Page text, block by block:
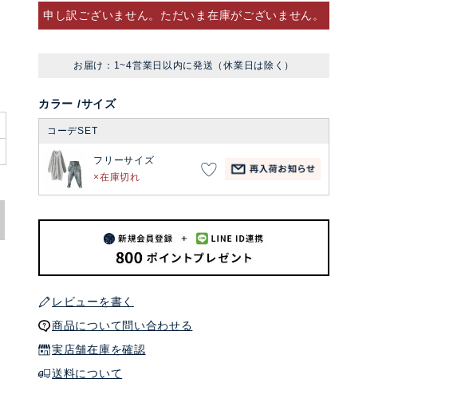
申し訳ございません。ただいま在庫がございません。
お届け：1~4営業日以内に発送（休業日は除く）
カラー サイズ
コーデSET
フリーサイズ
在庫切れ
レビューを書く
商品について問い合わせる
実店舗在庫を確認
送料について